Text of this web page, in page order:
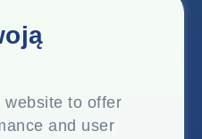
website to offer
and user
City, Senapati Bapat
- 400 013, Maharashtra,